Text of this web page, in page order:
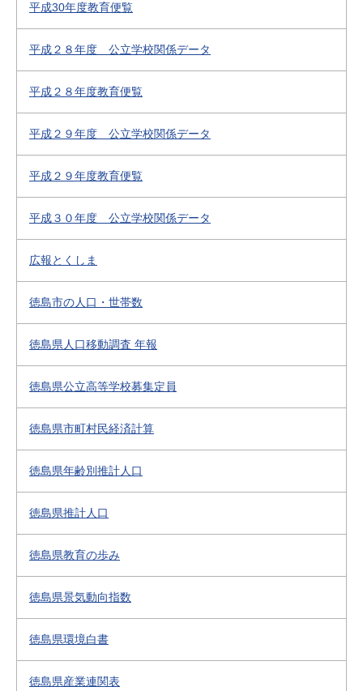
平成30年度教育便覧
平成２８年度 公立学校関係データ
平成２８年度教育便覧
平成２９年度 公立学校関係データ
平成２９年度教育便覧
平成３０年度 公立学校関係データ
広報とくしま
徳島市の人口・世帯数
徳島県人口移動調査 年報
徳島県公立高等学校募集定員
徳島県市町村民経済計算
徳島県年齢別推計人口
徳島県推計人口
徳島県教育の歩み
徳島県景気動向指数
徳島県環境白書
徳島県産業連関表